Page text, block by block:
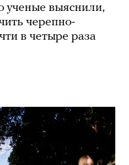
ученые выяснили,
черепно-
в четыре раза